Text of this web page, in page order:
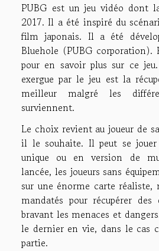
PUBG est un jeu vidéo dont
2017. Il a été inspiré du
film japonais. Il a été
Bluehole (PUBG corporation).
pour en savoir plus sur ce
exergue par le jeu est la
meilleur malgré les
surviennent.
Le choix revient au joueur de
il le souhaite. Il peut se
unique ou en version de
lancée, les joueurs sans
sur une énorme carte réaliste,
mandatés pour récupérer
bravant les menaces et
le dernier en vie, dans le cas
partie.